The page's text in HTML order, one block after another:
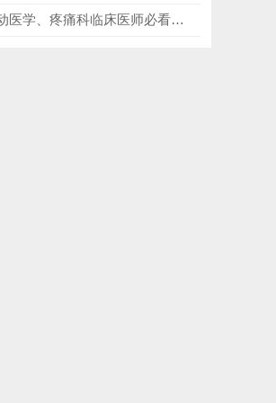
骨科、运动医学、疼痛科临床医师必看《超声引导运动医学肌骨介入操作实用指南》，精进神经阻滞，精准管控慢性顽固性疼痛！